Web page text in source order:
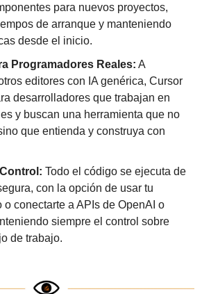
para nuevos proyectos,
de arranque y manteniendo
desde el inicio.
Programadores Reales: A
editores con IA genérica, Cursor
desarrolladores que trabajan en
y buscan una herramienta que no
que entienda y construya con
Todo el código se ejecuta de
con la opción de usar tu
o conectarte a APIs de OpenAI o
siempre el control sobre
de trabajo.